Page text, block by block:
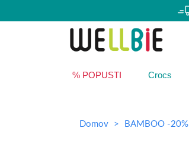
% POPUSTI Crocs
Domov BAMBOO -20%